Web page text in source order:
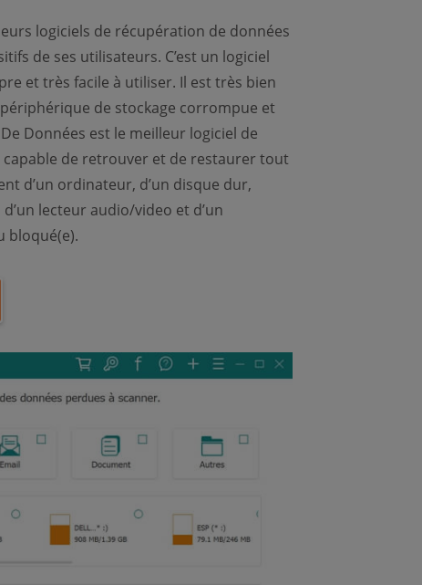
logiciels de récupération de données
de ses utilisateurs. C’est un logiciel
et très facile à utiliser. Il est très bien
de stockage corrompue et
Données est le meilleur logiciel de
de retrouver et de restaurer tout
d’un ordinateur, d’un disque dur,
d’un lecteur audio/video et d’un
bloqué(e).